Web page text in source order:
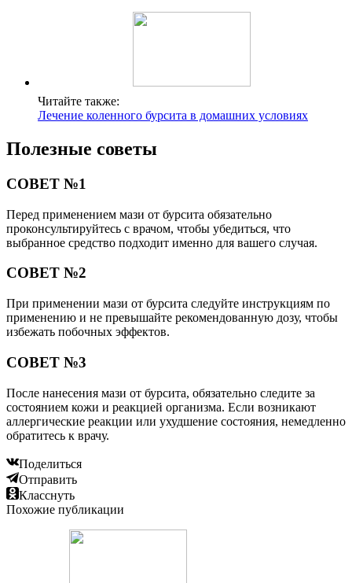
Читайте также:
Лечение коленного бурсита в домашних условиях
Полезные советы
СОВЕТ №1
Перед применением мази от бурсита обязательно
проконсультируйтесь с врачом, чтобы убедиться, что
выбранное средство подходит именно для вашего случая.
СОВЕТ №2
При применении мази от бурсита следуйте инструкциям по
применению и не превышайте рекомендованную дозу, чтобы
избежать побочных эффектов.
СОВЕТ №3
После нанесения мази от бурсита, обязательно следите за
состоянием кожи и реакцией организма. Если возникают
аллергические реакции или ухудшение состояния, немедленно
обратитесь к врачу.
Поделиться
Отправить
Класснуть
Похожие публикации